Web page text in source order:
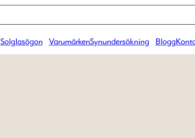
Solglasögon VarumärkenSynundersökning Blogg